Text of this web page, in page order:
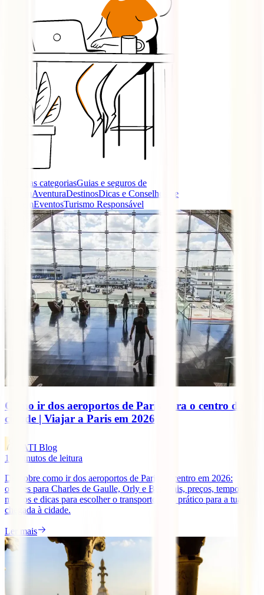
Todas as categoriasGuias e seguros de
viagemAventuraDestinosDicas e Conselhos de
ViagemEventosTurismo Responsável
Como ir dos aeroportos de Paris para o centro da
cidade | Viajar a Paris em 2026
IATI Blog
10
minutos de leitura
Descobre como ir dos aeroportos de Paris ao centro em 2026:
opções para Charles de Gaulle, Orly e Beauvais, preços, tempos
médios e dicas para escolher o transporte mais prático para a tua
chegada à cidade.
Ler mais